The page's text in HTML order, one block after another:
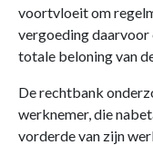
voortvloeit om
vergoeding daarvoor
totale beloning van
De rechtbank
werknemer, die
vorderde van zijn